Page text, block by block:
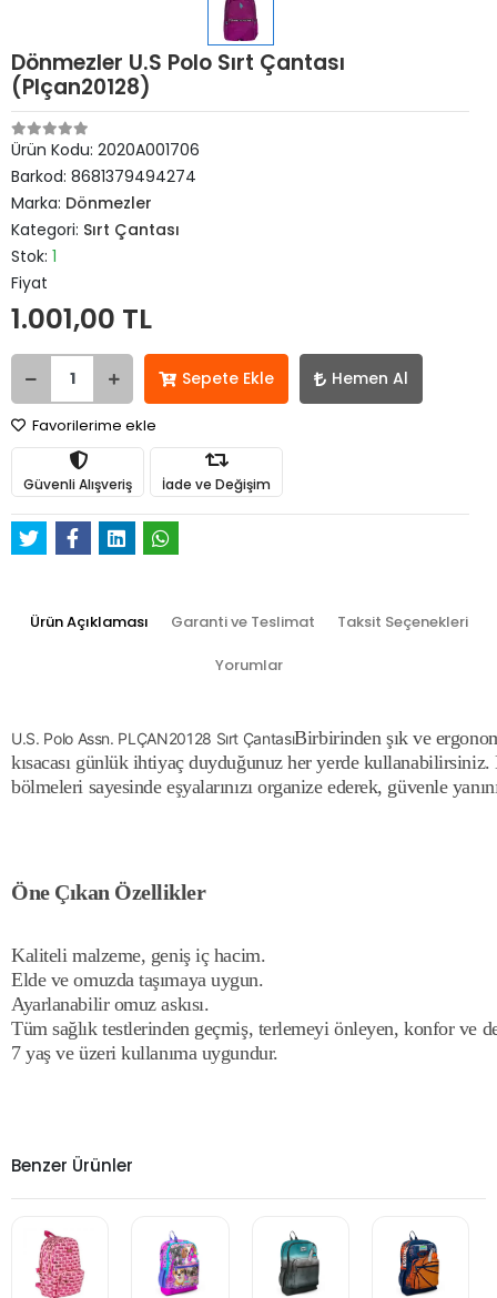
Dönmezler U.S Polo Sırt Çantası
(Plçan20128)
Ürün Kodu: 2020A001706
Barkod: 8681379494274
Marka: Dönmezler
Kategori: Sırt Çantası
Stok: 1
Fiyat
1.001,00 TL
Sepete Ekle Hemen Al
Favorilerime ekle
Güvenli Alışveriş İade ve Değişim
Ürün Açıklaması Garanti ve Teslimat Taksit Seçenekleri
Yorumlar
U.S. Polo Assn. PLÇAN20128 Sırt ÇantasıBirbirinden şık ve
kısacası günlük ihtiyaç duyduğunuz her yerde
bölmeleri sayesinde eşyalarınızı organize ederek, güvenle
Öne Çıkan Özellikler
Kaliteli malzeme, geniş iç hacim.
Elde ve omuzda taşımaya uygun.
Ayarlanabilir omuz askısı.
Tüm sağlık testlerinden geçmiş, terlemeyi önleyen, konfor ve
7 yaş ve üzeri kullanıma uygundur.
Benzer Ürünler